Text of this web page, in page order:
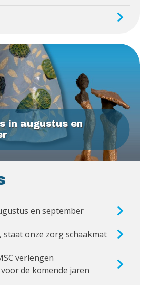
in augustus en
en september
staat onze zorg schaakmat
verlengen
de komende jaren